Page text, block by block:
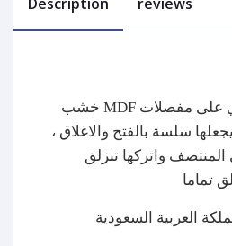
خشب MDF ملمس ميلامين وتحتوي على مفصلات
سلسة بالفتح والاغلاق ،
واتركها تنزلق
تماما
العربية السعودية